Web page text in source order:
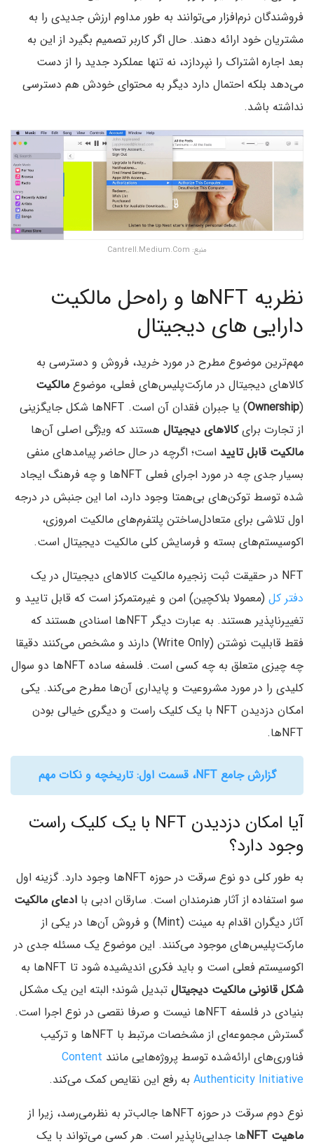
فروشندگان نرم‌افزار می‌توانند به طور مداوم ارزش جدیدی را به
مشتریان خود ارائه دهند. حال اگر کاربر تصمیم بگیرد از این به
بعد اجاره اشتراک را نپردازد، نه تنها عملکرد جدید را از دست
می‌دهد بلکه احتمال دارد دیگر به محتوای خودش هم دسترسی
نداشته باشد.
منبع: Cantrell.Medium.Com
نظریه NFTها و راه‌حل مالکیت
دارایی‌ های دیجیتال
مهم‌ترین موضوع مطرح در مورد خرید، فروش و دسترسی به
کالاهای دیجیتال در مارکت‌پلیس‌های فعلی، موضوع مالکیت
(
Ownership
) یا جبران فقدان آن است. NFTها شکل جایگزینی
از تجارت برایکالاهای دیجیتال هستند که ویژگی اصلی آن‌ها
مالکیت قابل تایید است؛ اگرچه در حال حاضر پیامدهای منفی
بسیار جدی چه در مورد اجرای فعلی NFTها و چه فرهنگ ایجاد
شده توسط توکن‌های بی‌همتا وجود دارد، اما این جنبش در درجه
اول تلاشی برای متعادل‌ساختن پلتفرم‌های مالکیت امروزی،
اکوسیستم‌های بسته و فرسایش کلی مالکیت دیجیتال است.
NFT در حقیقت ثبت زنجیره مالکیت کالاهای دیجیتال در یک
دفتر کل (معمولا بلاکچین) امن و غیرمتمرکز است که قابل تایید و
تغییرناپذیر هستند. به عبارت دیگر NFTها اسنادی هستند که
فقط قابلیت نوشتن (Write Only) دارند و مشخص می‌کنند دقیقا
چه چیزی متعلق به چه کسی است. فلسفه ساده NFTها دو سوال
کلیدی را در مورد مشروعیت و پایداری آ‌ن‌ها مطرح می‌کند. یکی
امکان دزدیدن NFT با یک کلیک راست و دیگری خیالی بودن
NFTها.
گزارش جامع NFT، قسمت اول: تاریخچه و نکات مهم
آیا امکان دزدیدن NFT با یک کلیک راست
وجود دارد؟
به طور کلی دو نوع سرقت در حوزه NFTها وجود دارد. گزینه اول
سو استفاده از آثار هنرمندان است. سارقان ادبی با ادعای مالکیت
آثار دیگران اقدام به مینت (Mint) و فروش آ‌ن‌ها در یکی از
مارکت‌پلیس‌های موجود می‌کنند. این موضوع یک مسئله جدی در
اکوسیستم فعلی است و باید فکری اندیشیده شود تا NFTها به
شکل قانونی مالکیت دیجیتال تبدیل شوند؛ البته این یک مشکل
بنیادی در فلسفه NFTها نیست و صرفا نقصی در نوع اجرا است.
گسترش مجموعه‌ای از مشخصات مرتبط با NFTها و ترکیب
فناوری‌های ارائه‌شده توسط پروژه‌هایی مانند Content
Authenticity Initiative به رفع این نقایص کمک می‌کند.
نوع دوم سرقت در حوزه NFTها جالب‌تر به نظر‌می‌رسد، زیرا از
ماهیت NFT
ها جدایی‌ناپذیر است. هر کسی می‌تواند با یک